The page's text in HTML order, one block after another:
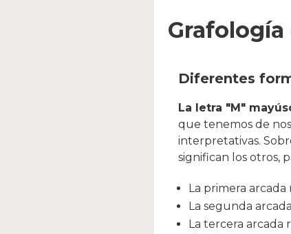
Diferentes
La letra "M"
que tenemos de
interpretativas.
significan los otros,
La primera
La segunda
La tercera arcada